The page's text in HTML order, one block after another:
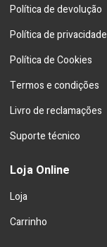
Política de devolução
Política de privacidade
Política de Cookies
Termos e condições
Livro de reclamações
Suporte técnico
Loja Online
Loja
Carrinho